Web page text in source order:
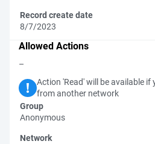
Record create date
8/7/2023
Allowed Actions
–
Action 'Read' will be available if
from another network
Group
Anonymous
Network